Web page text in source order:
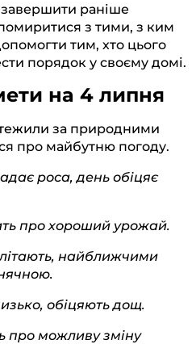
раніше
з тими, з ким
тим, хто цього
порядок у своєму домі.
на 4 липня
за природними
про майбутню погоду.
роса, день обіцяє
про хороший урожай.
найближчими
обіцяють дощ.
про можливу зміну